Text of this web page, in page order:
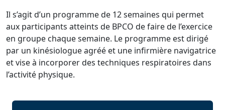
Il s’agit d’un programme de 12 semaines qui permet
aux participants atteints de BPCO de faire de l’exercice
en groupe chaque semaine. Le programme est dirigé
par un kinésiologue agréé et une infirmière navigatrice
et vise à incorporer des techniques respiratoires dans
l’activité physique.